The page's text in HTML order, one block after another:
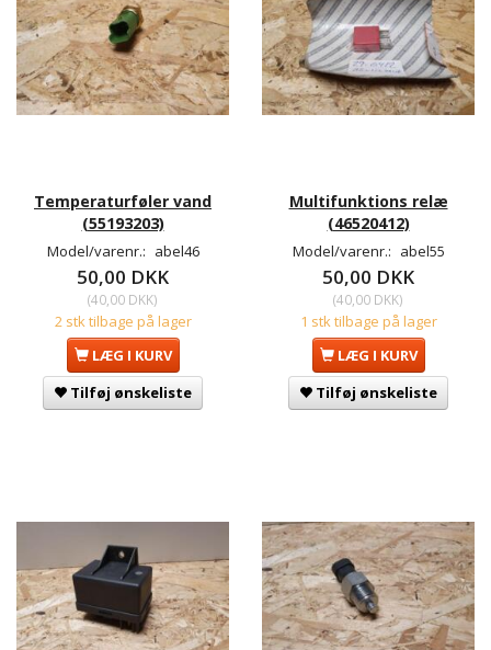
Temperaturføler vand
(55193203)
Model/varenr.: abel46
50,00 DKK
(40,00 DKK)
2 stk tilbage på lager
LÆG I KURV
Tilføj ønskeliste
Multifunktions relæ
(46520412)
Model/varenr.: abel55
50,00 DKK
(40,00 DKK)
1 stk tilbage på lager
LÆG I KURV
Tilføj ønskeliste